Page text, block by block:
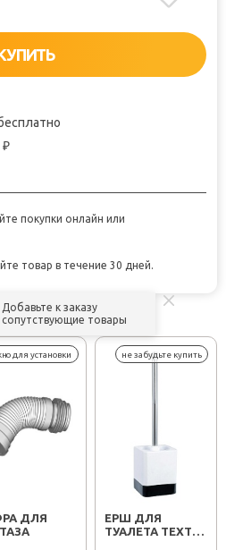
₽
покупки онлайн или
товар в течение 30 дней.
Добавьте к заказу
сопутствующие товары
ДЛЯ
ЕРШ ДЛЯ
ТУАЛЕТА TEXT